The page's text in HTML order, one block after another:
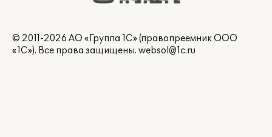
© 2011-2026 АО «Группа 1С» (правопреемник ООО
«1С»). Все права защищены. websol@1c.ru